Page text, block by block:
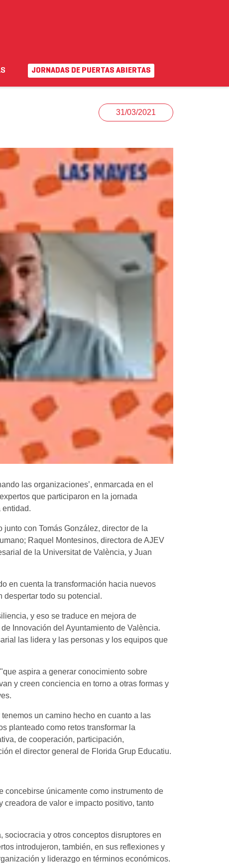
Campus virtual EN|VA
JORNADAS DE PUERTAS ABIERTAS
31/03/2021
las organizaciones’, enmarcada en el
que participaron en la jornada
entidad.
con Tomás González, director de la
Raquel Montesinos, directora de AJEV
de la Universitat de València, y Juan
en cuenta la transformación hacia nuevos
todo su potencial.
y eso se traduce en mejora de
Innovación del Ayuntamiento de València.
las lidera y las personas y los equipos que
aspira a generar conocimiento sobre
y creen conciencia en torno a otras formas y
un camino hecho en cuanto a las
planteado como retos transformar la
de cooperación, participación,
el director general de Florida Grup Educatiu.
concebirse únicamente como instrumento de
de valor e impacto positivo, tanto
y otros conceptos disruptores en
introdujeron, también, en sus reflexiones y
y liderazgo en términos económicos.